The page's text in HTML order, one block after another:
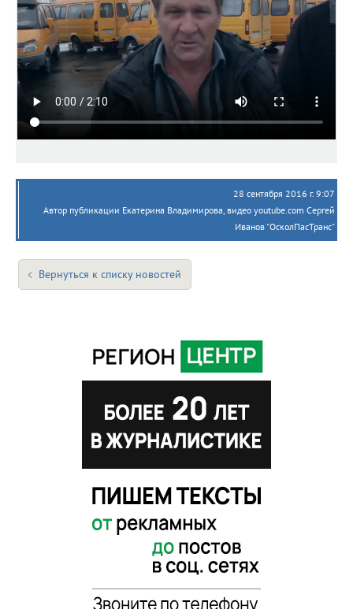
28 сентября 2016 г. 9:07
Автор публикации Екатерина Владимирова, видео youtube.com Сергей
Иванов "ОсколПасТранс"
Вернуться к списку новостей